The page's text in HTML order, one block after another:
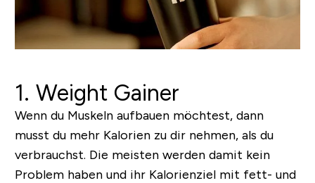
1. Weight Gainer
Wenn du Muskeln aufbauen möchtest, dann
musst du mehr Kalorien zu dir nehmen, als du
verbrauchst. Die meisten werden damit kein
Problem haben und ihr Kalorienziel mit fett- und